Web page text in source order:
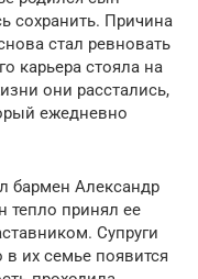
сохранить. Причина
стал ревновать
карьера стояла на
они расстались,
ежедневно
бармен Александр
тепло принял ее
Супруги
их семье появится